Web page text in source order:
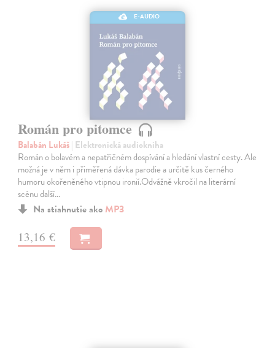
E-AUDIO
Román pro pitomce
Balabán Lukáš| Elektronická audiokniha
Román o bolavém a nepatřičném dospívání a hledání vlastní cesty. Ale
možná je v něm i přiměřená dávka parodie a určitě kus černého
humoru okořeněného vtipnou ironií.Odvážně vkročil na literární
scénu další…
Na stiahnutie ako MP3
13,16 €